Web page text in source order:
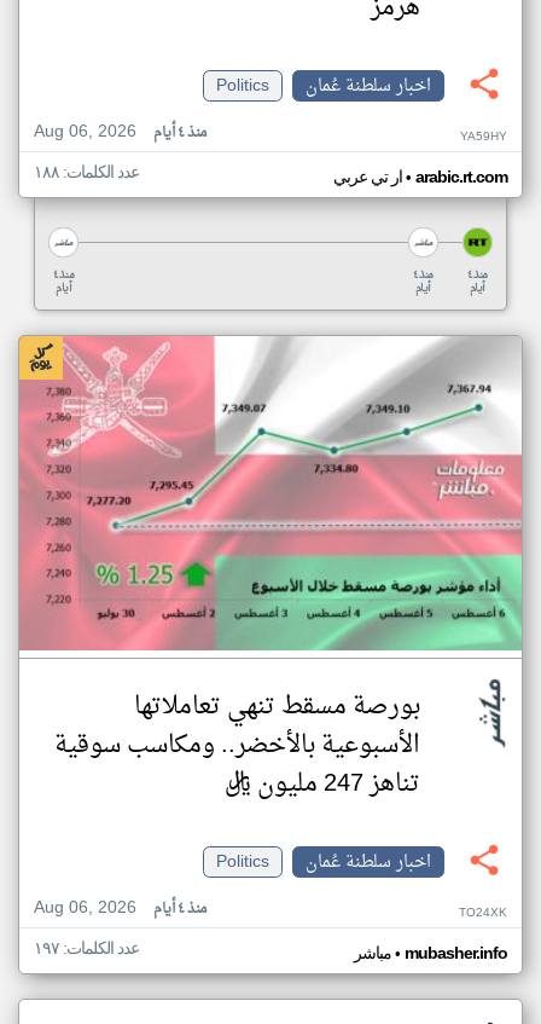
اخبار سلطنة عُمان
Politics
Aug 06, 2026
منذ ٤ أيام YA59HY
ار تي عربي• arabic.rt.com عدد الكلمات: ١٨٨
منذ ٤
أيام
منذ ٤
أيام
منذ ٤
أيام
بورصة مسقط تنهي تعاملاتها
الأسبوعية بالأخضر.. ومكاسب سوقية
تناهز 247 مليون ريال
اخبار سلطنة عُمان
Politics
Aug 06, 2026
منذ ٤ أيام TO24XK
مباشر• mubasher.info عدد الكلمات: ١٩٧